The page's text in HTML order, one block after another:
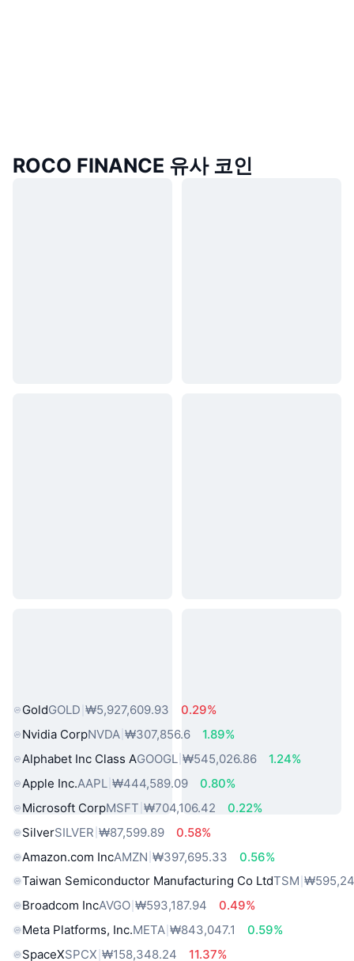
ROCO FINANCE 유사 코인
GoldGOLD ₩5,927,609.93
0.29%
Nvidia CorpNVDA ₩307,856.6
1.89%
Alphabet Inc Class AGOOGL ₩545,026.86
1.24%
Apple Inc.AAPL ₩444,589.09
0.80%
Microsoft CorpMSFT ₩704,106.42
0.22%
SilverSILVER ₩87,599.89
0.58%
Amazon.com IncAMZN ₩397,695.33
0.56%
Taiwan Semiconductor Manufacturing Co LtdTSM
Broadcom IncAVGO ₩593,187.94
0.49%
Meta Platforms, Inc.META ₩843,047.1
0.59%
SpaceXSPCX ₩158,348.24
11.37%